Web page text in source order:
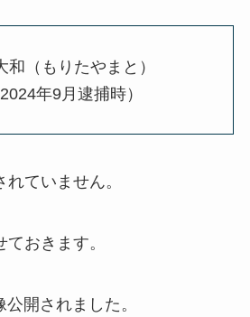
和（もりたやまと）
年9月逮捕時）
ていません。
おきます。
開されました。